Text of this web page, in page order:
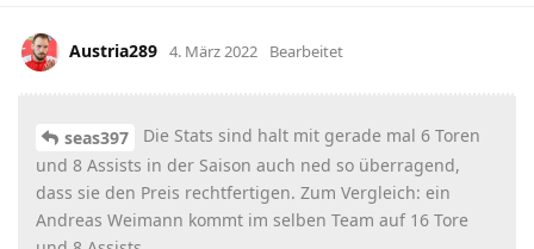
Austria289 4. März 2022 Bearbeitet
seas397
Die Stats sind halt mit gerade mal 6 Toren
und 8 Assists in der Saison auch ned so überragend,
dass sie den Preis rechtfertigen. Zum Vergleich: ein
Andreas Weimann kommt im selben Team auf 16 Tore